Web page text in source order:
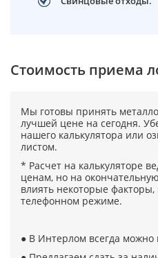
Cтоимость приема
Мы готовы принять
лучшей цене на сегодня.
нашего калькулятора или
листом.
* Расчет на калькуляторе
ценам, но на
влиять некоторые
телефонном режиме.
● В Интерлом всегда можно